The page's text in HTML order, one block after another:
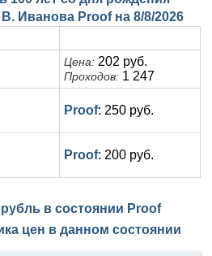
В. Иванова Proof на 8/8/2026
Цена: 202 руб.
Проходов: 1 247
Proof: 250 руб.
Proof: 200 руб.
в состоянии Proof
цен в данном состоянии